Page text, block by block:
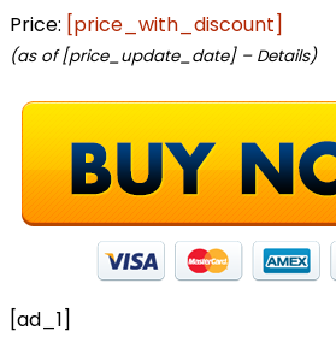
Price: [price_with_discount]
(as of [price_update_date] – Details)
[ad_1]